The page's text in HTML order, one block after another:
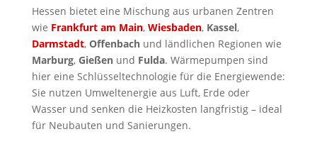
Hessen bietet eine Mischung aus urbanen Zentren
wie Frankfurt am Main, Wiesbaden, Kassel,
Darmstadt, Offenbachund ländlichen Regionen wie
Marburg, Gießenund Fulda. Wärmepumpen sind
hier eine Schlüsseltechnologie für die Energiewende:
Sie nutzen Umweltenergie aus Luft, Erde oder
Wasser und senken die Heizkosten langfristig – ideal
für Neubauten und Sanierungen.